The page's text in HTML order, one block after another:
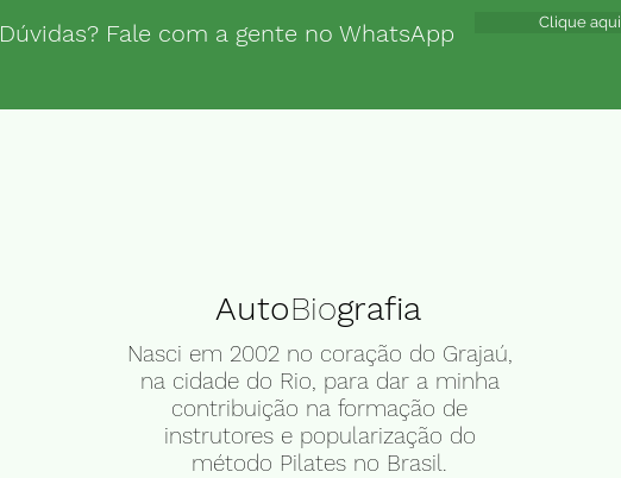
Dúvidas? Fale com a gente no WhatsApp Clique aqui
AutoBiografia
Nasci em 2002 no coração do Grajaú,
na cidade do Rio, para dar a minha
contribuição na formação de
instrutores e popularização do
método Pilates no Brasil.